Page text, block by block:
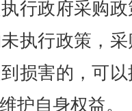
行政府采购
执行政策，
损害的，可
护自身权益。